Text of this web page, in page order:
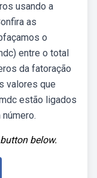
usando a
as
o
entre o total
da fatoração
valores que
estão ligados
below.